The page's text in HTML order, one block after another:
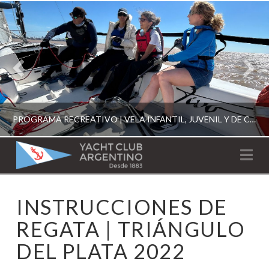
PROGRAMA RECREATIVO | VELA INFANTIL, JUVENIL Y DE CRUCERO 2026
ESCUELA RECREATIVA 2026
YACHT
CLUB
ARGENTINO
INSTRUCCIONES DE
REGATA | TRIÁNGULO
DEL PLATA 2022